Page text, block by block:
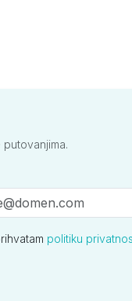
politiku